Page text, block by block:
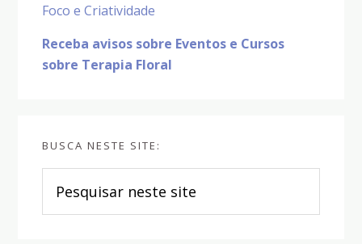
Foco e Criatividade
Receba avisos sobre Eventos e Cursos
sobre Terapia Floral
BUSCA NESTE SITE:
neste
site